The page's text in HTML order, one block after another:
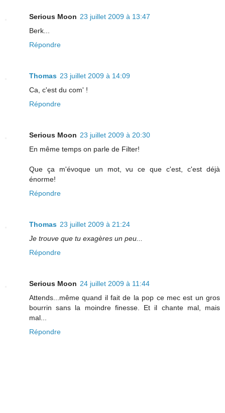
Serious Moon 23 juillet 2009 à 13:47
Berk...
Répondre
Thomas 23 juillet 2009 à 14:09
Ca, c'est du com' !
Répondre
Serious Moon 23 juillet 2009 à 20:30
En même temps on parle de Filter!
Que ça m'évoque un mot, vu ce que c'est, c'est déjà
énorme!
Répondre
Thomas 23 juillet 2009 à 21:24
Je trouve que tu exagères un peu...
Répondre
Serious Moon 24 juillet 2009 à 11:44
Attends...même quand il fait de la pop ce mec est un gros
bourrin sans la moindre finesse. Et il chante mal, mais
mal...
Répondre